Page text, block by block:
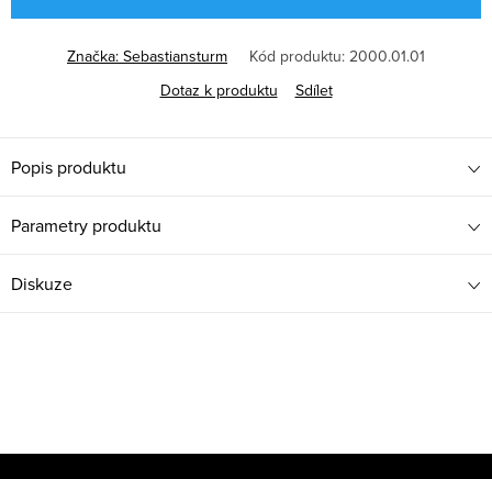
Značka: Sebastiansturm Kód produktu: 2000.01.01
Dotaz k produktu
Sdílet
Popis produktu
Parametry produktu
Diskuze